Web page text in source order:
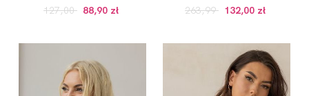
127,00 88,90 zł 263,99 132,00 zł